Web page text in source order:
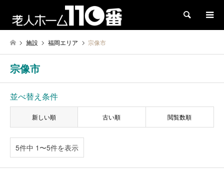
検索
施設 福岡エリア 宗像市
宗像市
並べ替え条件
新しい順 古い順 閲覧数順
5件中 1〜5件を表示